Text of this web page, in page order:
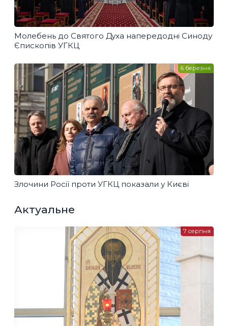
Молебень до Святого Духа напередодні Синоду
Єпископів УГКЦ
Злочини Росії проти УГКЦ показали у Києві
6 березня
Актуальне
7 серпня